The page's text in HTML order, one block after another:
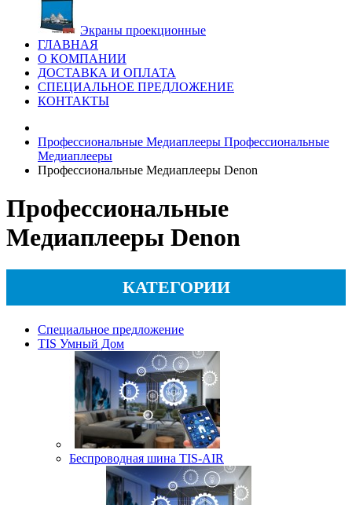
Экраны проекционные
ГЛАВНАЯ
О КОМПАНИИ
ДОСТАВКА И ОПЛАТА
СПЕЦИАЛЬНОЕ ПРЕДЛОЖЕНИЕ
КОНТАКТЫ
Профессиональные Медиаплееры Профессиональные
Медиаплееры
Профессиональные Медиаплееры Denon
Профессиональные
Медиаплееры Denon
КАТЕГОРИИ
Специальное предложение
TIS Умный Дом
Беспроводная шина TIS-AIR